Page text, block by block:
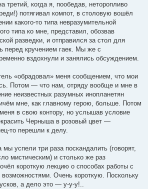
третий, когда я, пообедав, неторопливо
потягивал компот, в столовую вошёл
какого-то типа невразумительной
типа ко мне, представил, обозвав
разведки, и отправился за стол для
перед кручением гаек. Мы же с
вздохнули и занялись обсуждением.
«обрадовал» меня сообщением, что мои
Потом — что нам, отряду вообще и мне в
неизвестных разумных инопланетян
мне, как главному герою, больше. Потом
в свою контору, но услышав условие
Черныша в розовый цвет —
то перешли к делу.
успели три раза поскандалить (говорят,
мистическим) и столько же раз
короткую лекцию о способах работы с
Очень короткую. Поскольку
а дело это — у-у-у!..